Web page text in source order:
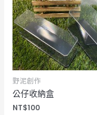
野泥創作
公仔收納盒
NT$100